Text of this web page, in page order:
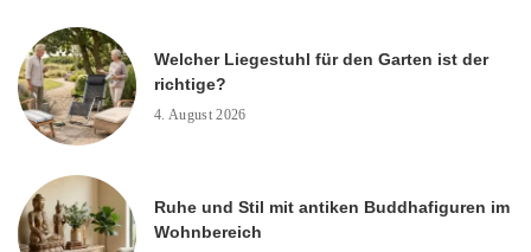
Welcher Liegestuhl für den Garten ist der
richtige?
4. August 2026
Ruhe und Stil mit antiken Buddhafiguren im
Wohnbereich